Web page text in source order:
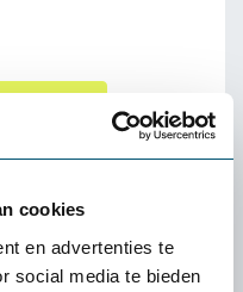
cookies
en advertenties te
social media te bieden
uit voorraad